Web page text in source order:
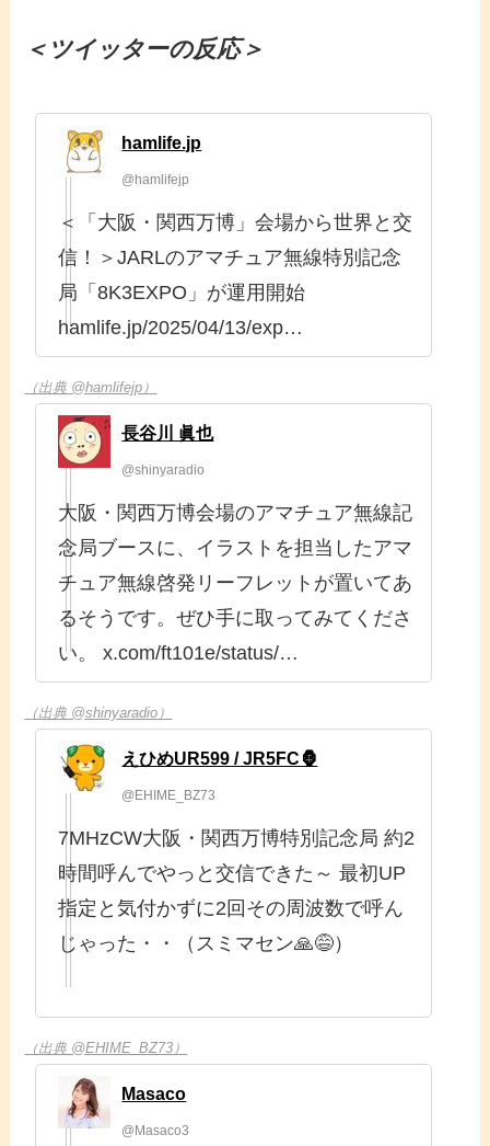
＜ツイッターの反応＞
hamlife.jp
@hamlifejp
＜「大阪・関西万博」会場から世界と交
信！＞JARLのアマチュア無線特別記念
局「8K3EXPO」が運用開始
hamlife.jp/2025/04/13/exp…
（出典 @hamlifejp）
長谷川 眞也
@shinyaradio
大阪・関西万博会場のアマチュア無線記
念局ブースに、イラストを担当したアマ
チュア無線啓発リーフレットが置いてあ
るそうです。ぜひ手に取ってみてくださ
い。 x.com/ft101e/status/…
（出典 @shinyaradio）
えひめUR599 / JR5FC🦍
@EHIME_BZ73
7MHzCW大阪・関西万博特別記念局 約2
時間呼んでやっと交信できた～ 最初UP
指定と気付かずに2回その周波数で呼ん
じゃった・・（スミマセン🙏😅）
（出典 @EHIME_BZ73）
Masaco
@Masaco3